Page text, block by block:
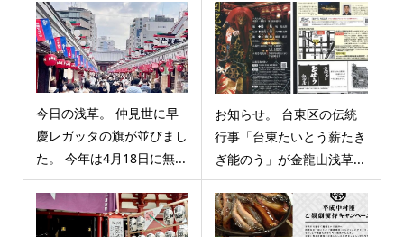
今日の浅草。 仲見世に早
慶レガッタの旗が並びまし
た。 今年は4月18日に無...
お知らせ。 台東区の伝統
行事「台東たいとう薪たき
ぎ能のう」が金龍山浅草...